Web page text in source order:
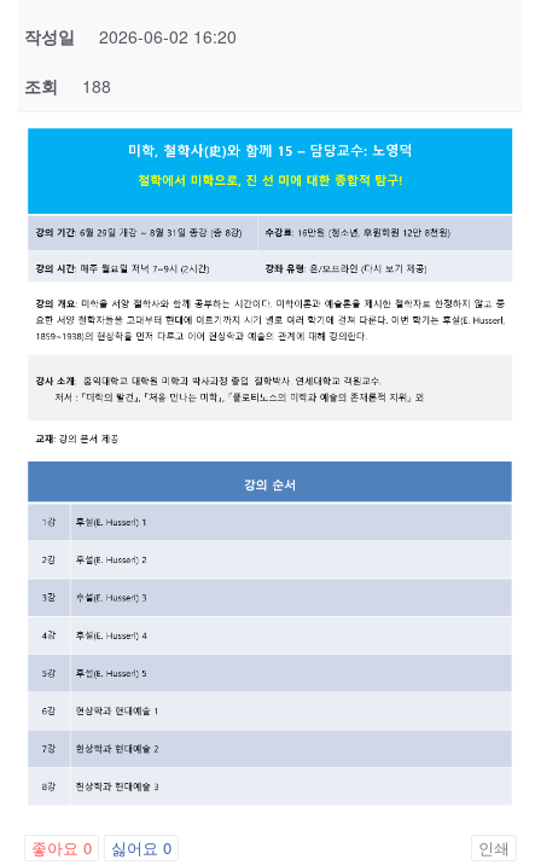
작성일 2026-06-02 16:20
조회 188
좋아요 0 싫어요 0 인쇄